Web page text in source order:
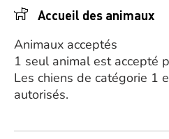
Accueil des animaux
Animaux acceptés
1 seul animal est accepté
Les chiens de catégorie 1
autorisés.